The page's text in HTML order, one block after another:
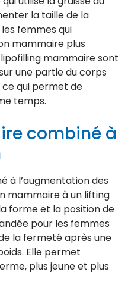
la taille de la
femmes qui
mammaire plus
mammaire sont
une partie du corps
ce qui permet de
temps.
combiné à
à l’augmentation des
mammaire à un lifting
forme et la position de
pour les femmes
la fermeté après une
Elle permet
plus jeune et plus